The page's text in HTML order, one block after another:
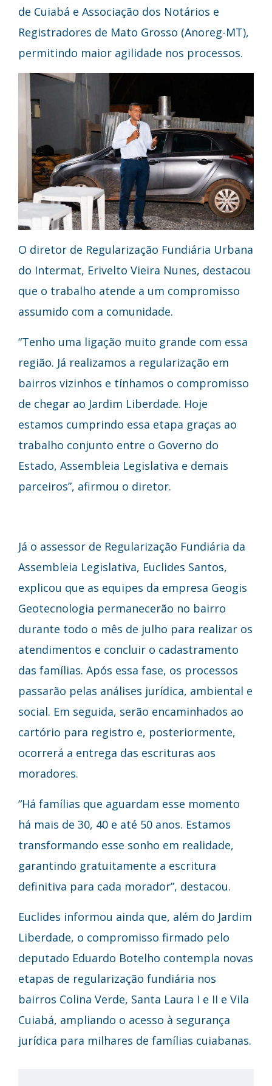
de Cuiabá e Associação dos Notários e
Registradores de Mato Grosso (Anoreg-MT),
permitindo maior agilidade nos processos.
O diretor de Regularização Fundiária Urbana
do Intermat, Erivelto Vieira Nunes, destacou
que o trabalho atende a um compromisso
assumido com a comunidade.
“Tenho uma ligação muito grande com essa
região. Já realizamos a regularização em
bairros vizinhos e tínhamos o compromisso
de chegar ao Jardim Liberdade. Hoje
estamos cumprindo essa etapa graças ao
trabalho conjunto entre o Governo do
Estado, Assembleia Legislativa e demais
parceiros”, afirmou o diretor.
Já o assessor de Regularização Fundiária da
Assembleia Legislativa, Euclides Santos,
explicou que as equipes da empresa Geogis
Geotecnologia permanecerão no bairro
durante todo o mês de julho para realizar os
atendimentos e concluir o cadastramento
das famílias. Após essa fase, os processos
passarão pelas análises jurídica, ambiental e
social. Em seguida, serão encaminhados ao
cartório para registro e, posteriormente,
ocorrerá a entrega das escrituras aos
moradores.
“Há famílias que aguardam esse momento
há mais de 30, 40 e até 50 anos. Estamos
transformando esse sonho em realidade,
garantindo gratuitamente a escritura
definitiva para cada morador”, destacou.
Euclides informou ainda que, além do Jardim
Liberdade, o compromisso firmado pelo
deputado Eduardo Botelho contempla novas
etapas de regularização fundiária nos
bairros Colina Verde, Santa Laura I e II e Vila
Cuiabá, ampliando o acesso à segurança
jurídica para milhares de famílias cuiabanas.